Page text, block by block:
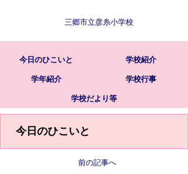
三郷市立彦糸小学校
今日のひこいと 学校紹介
学年紹介 学校行事
学校だより等
今日のひこいと
前の記事へ